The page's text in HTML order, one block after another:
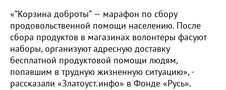
«”Корзина доброты” — марафон по сбору
продовольственной помощи населению. После
сбора продуктов в магазинах волонтёры фасуют
наборы, организуют адресную доставку
бесплатной продуктовой помощи людям,
попавшим в трудную жизненную ситуацию», -
рассказали «Златоуст.инфо» в Фонде «Русь».